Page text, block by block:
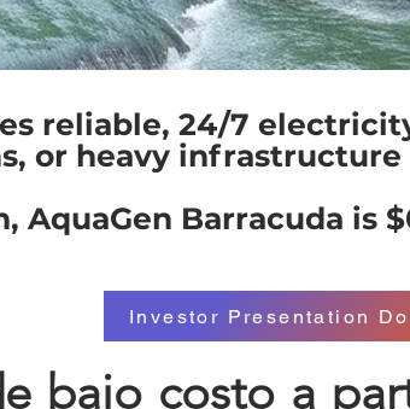
bajo costo a
Investor Presentation
reliable, 24/7
or heavy infrastructure
AquaGen Barracuda is